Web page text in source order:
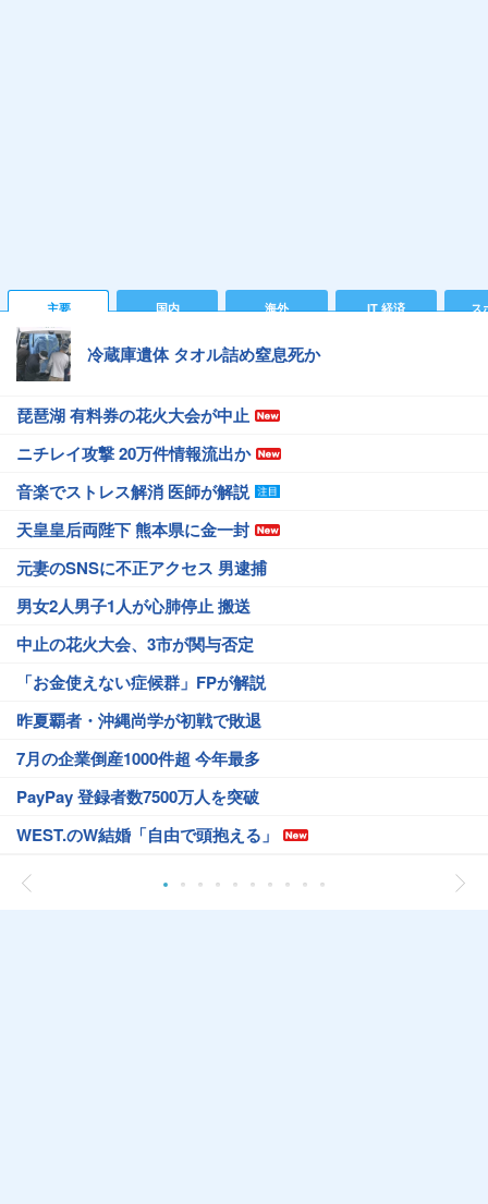
主要 国内 海外 IT 経済 ス
冷蔵庫遺体 タオル詰め窒息死か
琵琶湖 有料券の花火大会が中止
ニチレイ攻撃 20万件情報流出か
音楽でストレス解消 医師が解説
天皇皇后両陛下 熊本県に金一封
元妻のSNSに不正アクセス 男逮捕
男女2人男子1人が心肺停止 搬送
中止の花火大会、3市が関与否定
「お金使えない症候群」FPが解説
昨夏覇者・沖縄尚学が初戦で敗退
7月の企業倒産1000件超 今年最多
PayPay 登録者数7500万人を突破
WEST.のW結婚「自由で頭抱える」